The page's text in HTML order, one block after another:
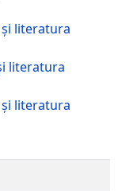
literatura
literatura
literatura